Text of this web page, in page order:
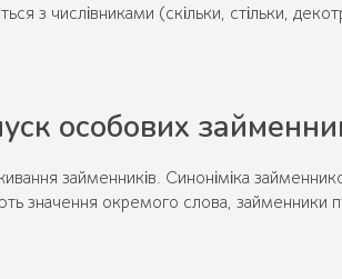
з числівниками (скільки, стільки,
особових
займенників. Синоніміка
значення окремого слова, займенники